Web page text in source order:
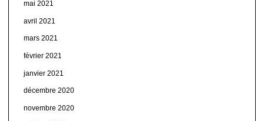
mai 2021
avril 2021
mars 2021
février 2021
janvier 2021
décembre 2020
novembre 2020